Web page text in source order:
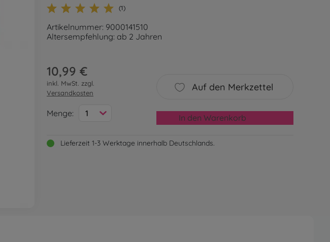
(1)
Artikelnummer: 9000141510
Altersempfehlung: ab 2 Jahren
10,99 €
inkl. MwSt. zzgl.
Versandkosten
Menge: 1
Auf den Merkzettel
In den Warenkorb
Lieferzeit 1-3 Werktage innerhalb Deutschlands.